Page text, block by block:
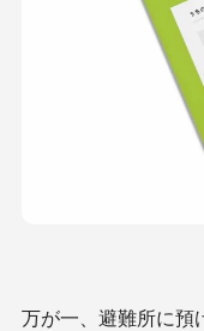
万が一、避難所に預